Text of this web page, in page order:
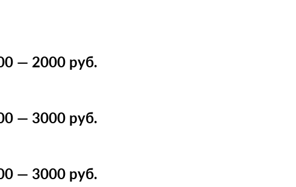
— 2000 руб.
— 3000 руб.
— 3000 руб.